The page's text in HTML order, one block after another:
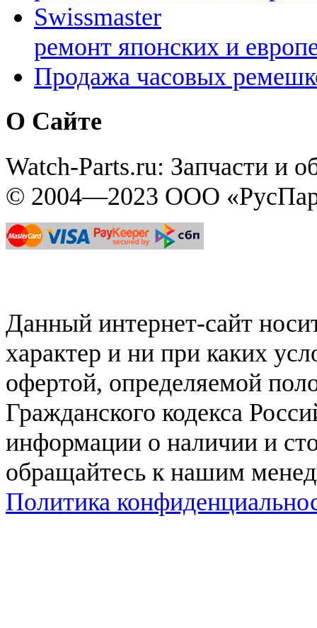
Swissmaster
ремонт японских и
Продажа часовых
О Сайте
Watch-Parts.ru: Запчасти и
© 2004—2023 ООО
Данный интернет-сайт
характер и ни при каких
офертой, определяемой
Гражданского кодекса
информации о наличии и
обращайтесь к нашим
Политика